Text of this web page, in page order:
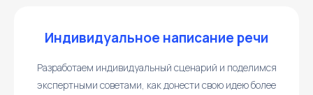
Индивидуальное написание речи
Разработаем индивидуальный сценарий и поделимся
экспертными советами, как донести свою идею более